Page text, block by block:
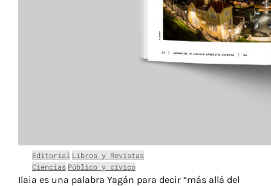
Editorial Libros y Revistas
Ciencias Público y cívico
Ilaia es una palabra Yagán para decir “más allá del